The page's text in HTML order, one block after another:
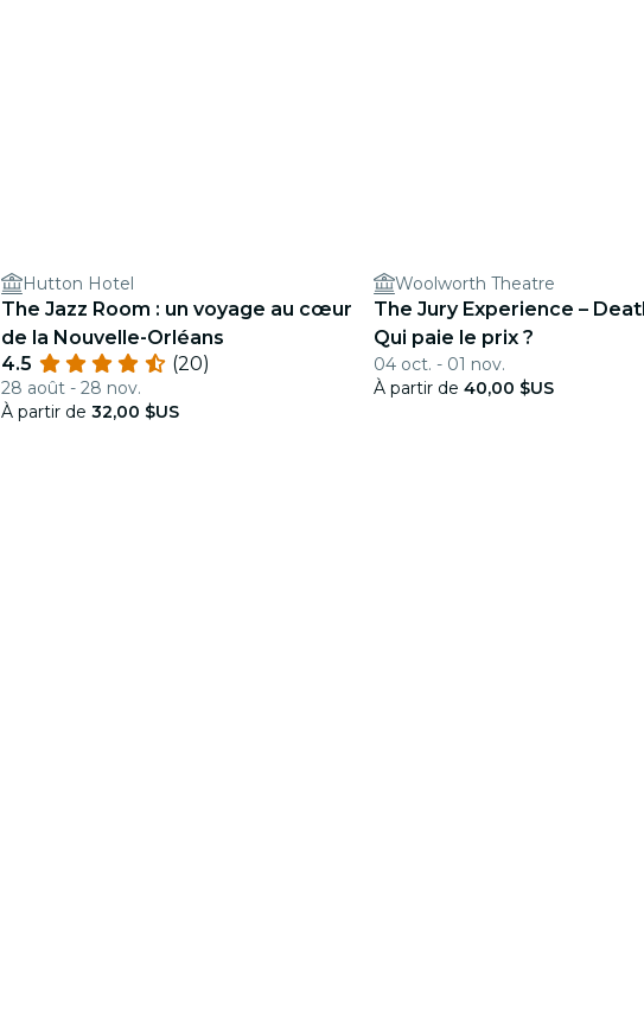
Hutton Hotel
The Jazz Room : un voyage au cœur
de la Nouvelle-Orléans
4.5
(20)
28 août - 28 nov.
À partir de 32,00 $US
Woolworth Theatre
The Jury Experience –
Qui paie le prix ?
04 oct. - 01 nov.
À partir de 40,00 $US